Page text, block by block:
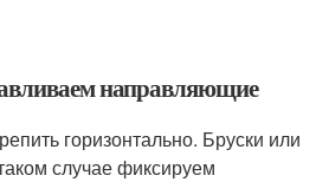
направляющие
горизонтально. Бруски или
случае фиксируем